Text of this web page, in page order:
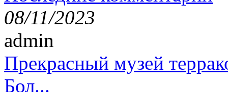
08/11/2023
admin
Прекрасный музей
Бол...